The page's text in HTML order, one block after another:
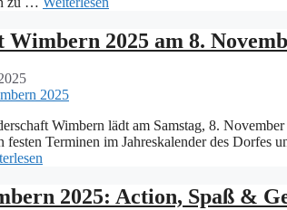
Wimbern 2025 am 8.
Wimbern lädt am Samstag, 8.
festen Terminen im Jahreskalender des
2025: Action, Spaß &